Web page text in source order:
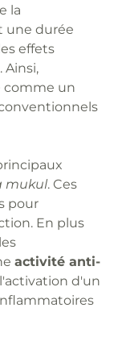
la
une durée
effets
Ainsi,
comme un
mukul. Ces
pour
En plus
activité anti-
d'un